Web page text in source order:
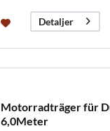
Detaljer
Motorradträger für
6,0Meter